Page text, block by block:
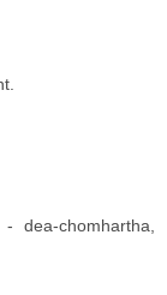
dea-chomhartha,